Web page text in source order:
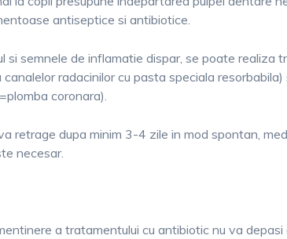
antiseptice si antibiotice.
si semnele de inflamatie dispar, se poate
canalelor radacinilor cu pasta speciala
coronara).
retrage dupa minim 3-4 zile in mod spontan,
necesar.
a tratamentului cu antibiotic nu va depasi